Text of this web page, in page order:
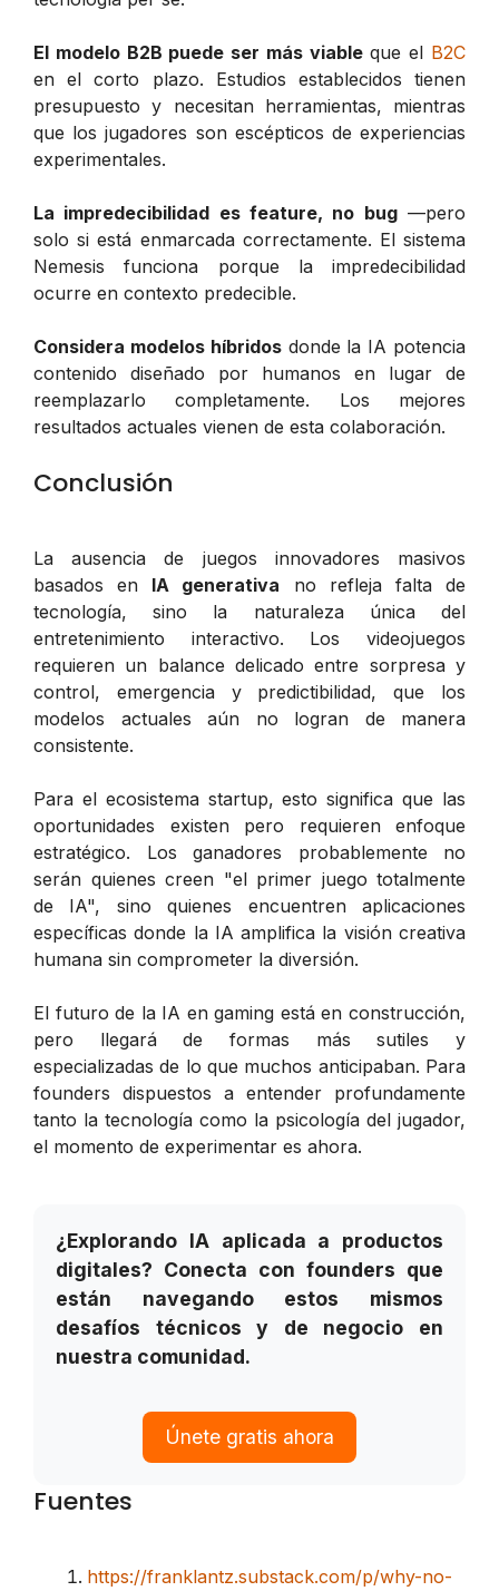
El modelo B2B puede ser más viableque el B2C
en el corto plazo. Estudios establecidos tienen
presupuesto y necesitan herramientas, mientras
que los jugadores son escépticos de experiencias
experimentales.
La impredecibilidad es feature, no bug—pero
solo si está enmarcada correctamente. El sistema
Nemesis funciona porque la impredecibilidad
ocurre en contexto predecible.
Considera modelos híbridosdonde la IA potencia
contenido diseñado por humanos en lugar de
reemplazarlo completamente. Los mejores
resultados actuales vienen de esta colaboración.
Conclusión
La ausencia de juegos innovadores masivos
basados en IA generativa no refleja falta de
tecnología, sino la naturaleza única del
entretenimiento interactivo. Los videojuegos
requieren un balance delicado entre sorpresa y
control, emergencia y predictibilidad, que los
modelos actuales aún no logran de manera
consistente.
Para el ecosistema startup, esto significa que las
oportunidades existen pero requieren enfoque
estratégico. Los ganadores probablemente no
serán quienes creen "el primer juego totalmente
de IA", sino quienes encuentren aplicaciones
específicas donde la IA amplifica la visión creativa
humana sin comprometer la diversión.
El futuro de la IA en gaming está en construcción,
pero llegará de formas más sutiles y
especializadas de lo que muchos anticipaban. Para
founders dispuestos a entender profundamente
tanto la tecnología como la psicología del jugador,
el momento de experimentar es ahora.
¿Explorando IA aplicada a productos
digitales? Conecta con founders que
están navegando estos mismos
desafíos técnicos y de negocio en
nuestra comunidad.
Únete gratis ahora
Fuentes
https://franklantz.substack.com/p/why-no-